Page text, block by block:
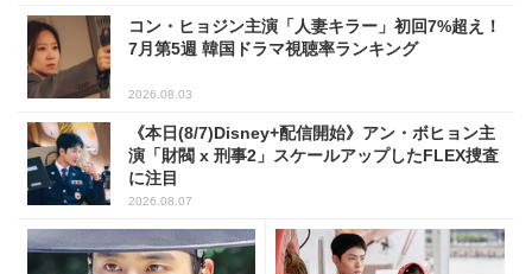
コン・ヒョジン主演「人妻キラー」初回7%超え！
7月第5週 韓国ドラマ視聴率ランキング
2026.08.03
《本日(8/7)Disney+配信開始》アン・ボヒョン主
演「財閥 x 刑事2」スケールアップしたFLEX捜査
に注目
2026.08.07